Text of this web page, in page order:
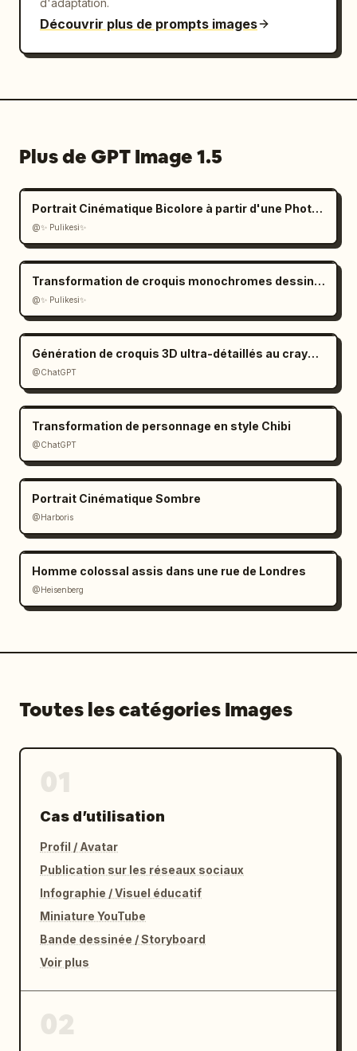
d'adaptation.
Découvrir plus de prompts images
Plus de GPT Image 1.5
Portrait Cinématique Bicolore à partir d'une Photo Téléchargée
@✨ Pulikesi✨
Transformation de croquis monochromes dessinés à la main
@✨ Pulikesi✨
Génération de croquis 3D ultra-détaillés au crayon graphite
@ChatGPT
Transformation de personnage en style Chibi
@ChatGPT
Portrait Cinématique Sombre
@Harboris
Homme colossal assis dans une rue de Londres
@Heisenberg
Toutes les catégories Images
Cas d’utilisation
Profil / Avatar
Publication sur les réseaux sociaux
Infographie / Visuel éducatif
Miniature YouTube
Bande dessinée / Storyboard
Voir plus